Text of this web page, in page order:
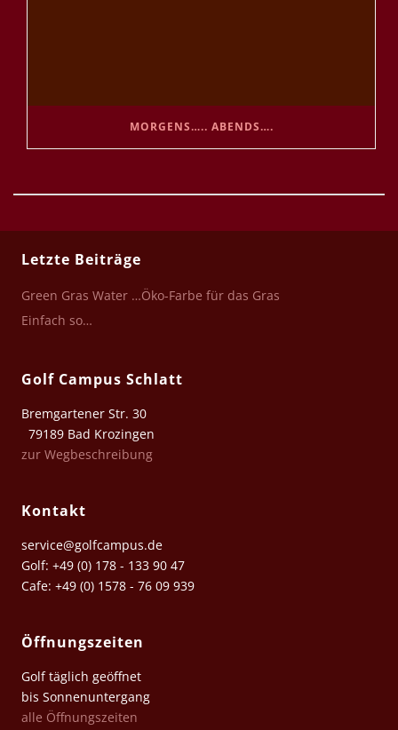
MORGENS….. ABENDS….
Letzte Beiträge
Green Gras Water …Öko-Farbe für das Gras
Einfach so…
Golf Campus Schlatt
Bremgartener Str. 30
79189 Bad Krozingen
zur Wegbeschreibung
Kontakt
service@golfcampus.de
Golf: +49 (0) 178 - 133 90 47
Cafe: +49 (0) 1578 - 76 09 939
Öffnungszeiten
Golf täglich geöffnet
bis Sonnenuntergang
alle Öffnungszeiten